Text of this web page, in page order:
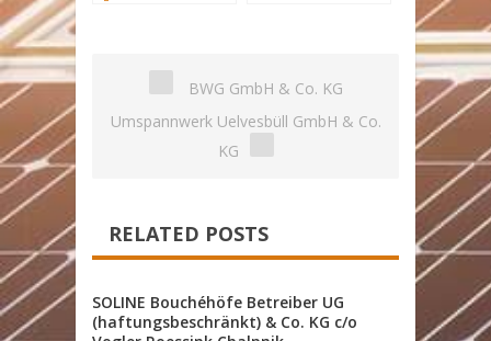
BWG GmbH & Co. KG
Umspannwerk Uelvesbüll GmbH & Co.
KG
RELATED POSTS
SOLINE Bouchéhöfe Betreiber UG
(haftungsbeschränkt) & Co. KG c/o